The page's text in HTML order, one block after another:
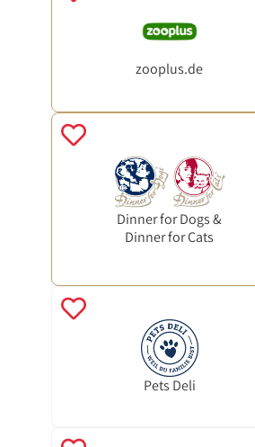
zooplus.de
Dinner for Dogs &
Dinner for Cats
Pets Deli